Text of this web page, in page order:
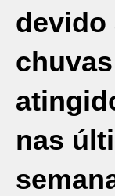
devido
nas